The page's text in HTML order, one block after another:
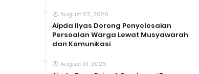
August 02, 2026
Aipda Ilyas Dorong Penyelesaian
Persoalan Warga Lewat Musyawarah
dan Komunikasi
August 01, 2026